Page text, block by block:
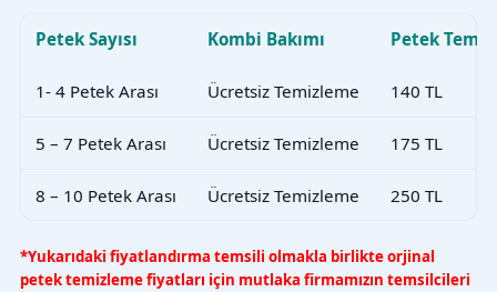
Petek Sayısı Kombi Bakımı Petek
1- 4 Petek Arası Ücretsiz Temizleme 140 TL
5 – 7 Petek Arası Ücretsiz Temizleme 175 TL
8 – 10 Petek Arası Ücretsiz Temizleme 250 TL
*Yukarıdaki fiyatlandırma temsili olmakla birlikte orjinal
petek temizleme fiyatları için mutlaka firmamızın temsilcileri